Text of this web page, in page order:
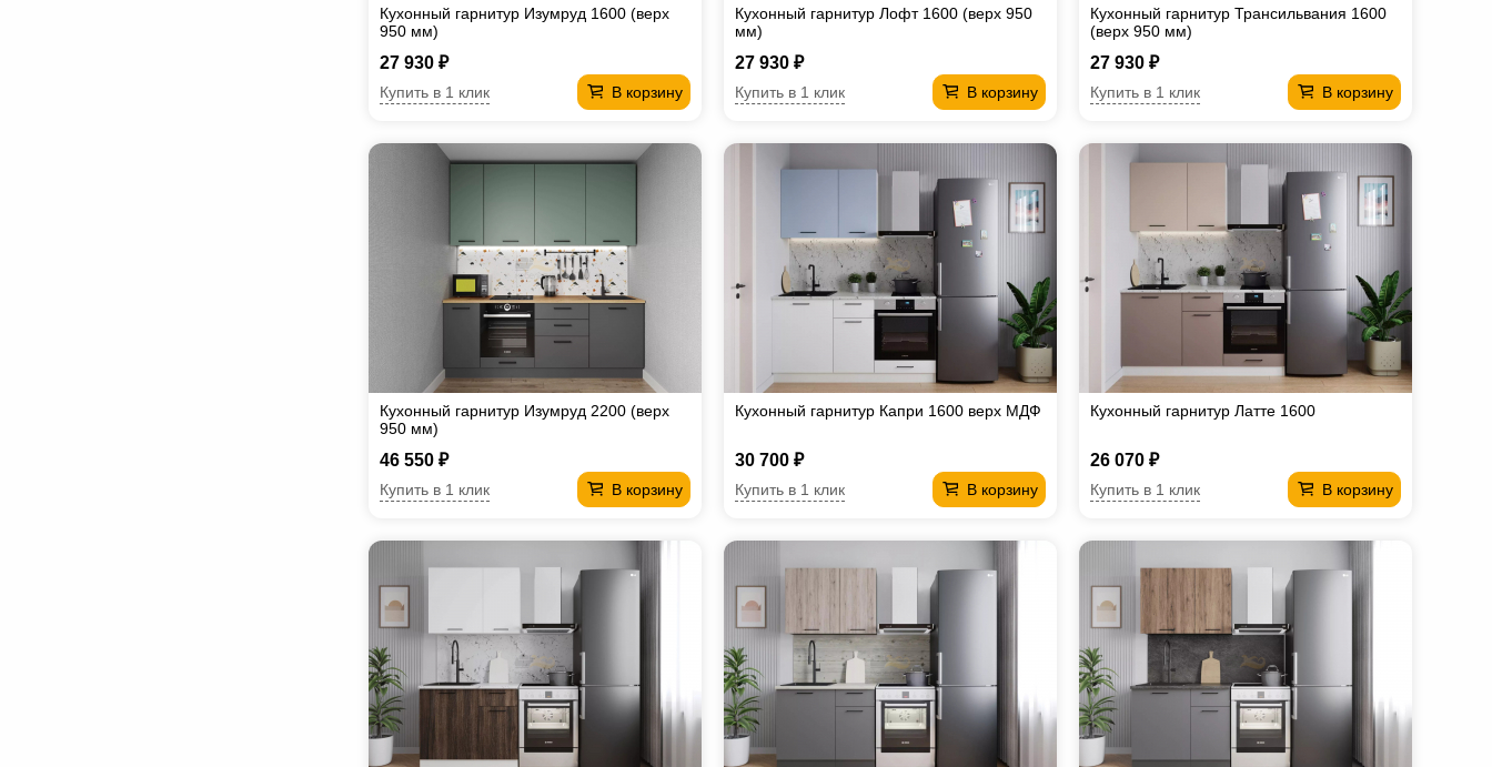
Кухонный гарнитур Изумруд 1600 (верх
950 мм)
27 930 ₽
В корзину
Купить в 1 клик
Кухонный гарнитур Лофт 1600 (верх 950
мм)
27 930 ₽
В корзину
Купить в 1 клик
Кухонный гарнитур Трансильвания 1600
(верх 950 мм)
27 930 ₽
В корзину
Купить в 1 клик
Кухонный гарнитур Изумруд 2200 (верх
950 мм)
46 550 ₽
В корзину
Купить в 1 клик
Кухонный гарнитур Капри 1600 верх МДФ
30 700 ₽
В корзину
Купить в 1 клик
Кухонный гарнитур Латте 1600
26 070 ₽
В корзину
Купить в 1 клик